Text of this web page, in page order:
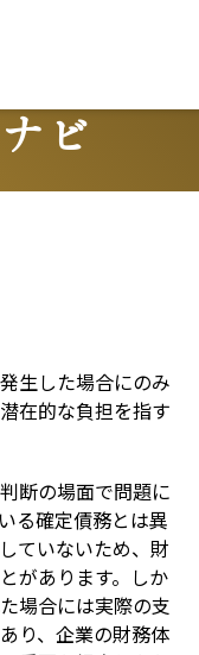
ビ
生した場合にのみ
在的な負担を指す
断の場面で問題に
る確定債務とは異
ていないため、財
があります。しか
場合には実際の支
り、企業の財務体